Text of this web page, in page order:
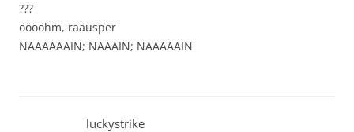
???
ööööhm, raäusper
NAAAAAAIN; NAAAIN; NAAAAAIN
luckystrike